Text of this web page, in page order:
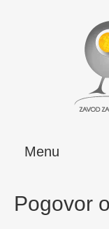
Menu
Pogovor